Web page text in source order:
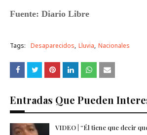
Fuente: Diario Libre
Tags: Desaparecidos Lluvia Nacionales
Entradas Que Pueden
VIDEO | “Él tiene que decir